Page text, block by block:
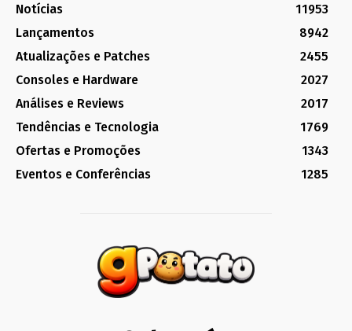
Notícias
11953
Lançamentos
8942
Atualizações e Patches
2455
Consoles e Hardware
2027
Análises e Reviews
2017
Tendências e Tecnologia
1769
Ofertas e Promoções
1343
Eventos e Conferências
1285